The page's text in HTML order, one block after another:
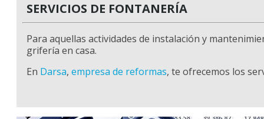
SERVICIOS DE FONTANERÍA
Para aquellas actividades de instalación y
grifería en casa.
En Darsa, empresa de reformas, te ofrecemos los